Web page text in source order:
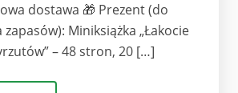
dostawa 🎁 Prezent (do
Miniksiążka „Łakocie
– 48 stron, 20 […]